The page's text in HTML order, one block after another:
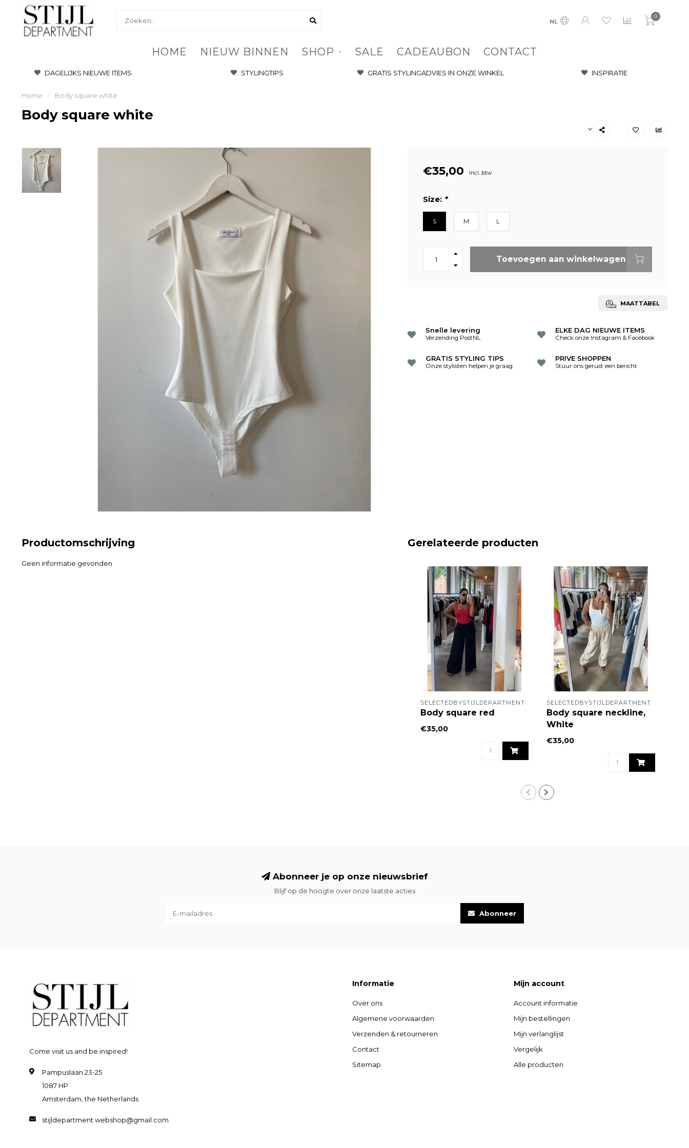
NL
0
HOME NIEUW BINNEN SHOP SALE CADEAUBON CONTACT
DAGELIJKS NIEUWE ITEMS STYLINGTIPS GRATIS STYLINGADVIES IN ONZE WINKEL INSPIRATIE
Home / Body square white
Body square white
€35,00 Incl. btw
Size: *
S M L
Toevoegen aan winkelwagen
MAATTABEL
Snelle levering
Verzending PostNL
ELKE DAG NIEUWE ITEMS
Check onze Instagram & Facebook
GRATIS STYLING TIPS
Onze stylisten helpen je graag
PRIVE SHOPPEN
Stuur ons gerust een bericht
Productomschrijving
Geen informatie gevonden
Gerelateerde producten
SELECTEDBYSTIJLDEPARTMENT
Body square red
€35,00
SELECTEDBYSTIJLDEPARTMENT
Body square neckline,
White
€35,00
Abonneer je op onze nieuwsbrief
Blijf op de hoogte over onze laatste acties
Abonneer
Come visit us and be inspired!
Pampuslaan 23-25
1087 HP
Amsterdam, the Netherlands
stijldepartment.webshop@gmail.com
Informatie
Over ons
Algemene voorwaarden
Verzenden & retourneren
Contact
Sitemap
Mijn account
Account informatie
Mijn bestellingen
Mijn verlanglijst
Vergelijk
Alle producten